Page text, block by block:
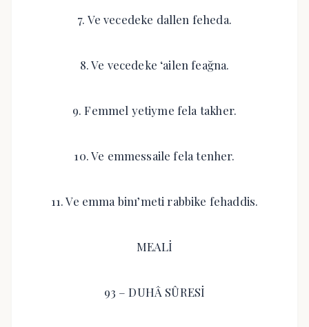
7. Ve vecedeke dallen feheda.
8. Ve vecedeke ‘ailen feağna.
9. Femmel yetiyme fela takher.
10. Ve emmessaile fela tenher.
11. Ve emma binı’meti rabbike fehaddis.
MEALİ
93 – DUHÂ SÛRESİ